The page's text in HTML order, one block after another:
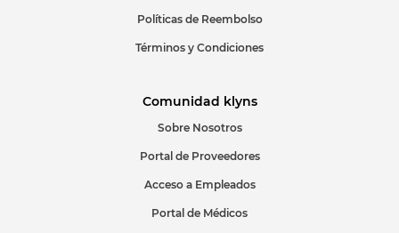
Políticas de Reembolso
Términos y Condiciones
Comunidad klyns
Sobre Nosotros
Portal de Proveedores
Acceso a Empleados
Portal de Médicos